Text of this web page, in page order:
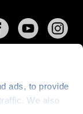
ads, to provide
We also
web běží